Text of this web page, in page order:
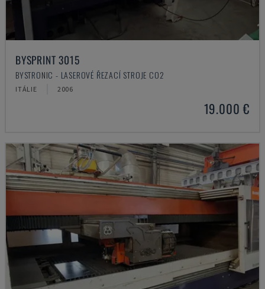
BYSPRINT 3015
BYSTRONIC - LASEROVÉ ŘEZACÍ STROJE CO2
ITÁLIE 2006
19.000 €